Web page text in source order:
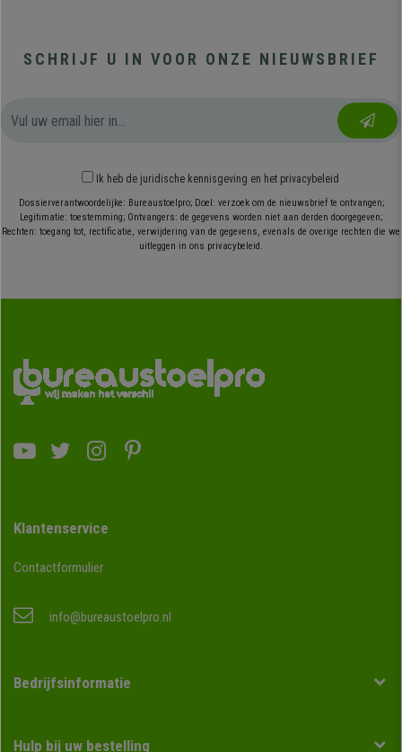
SCHRIJF U IN VOOR ONZE NIEUWSBRIEF
Ik heb de juridische kennisgeving en het privacybeleid
Dossierverantwoordelijke: Bureaustoelpro; Doel: verzoek om de nieuwsbrief te ontvangen;
Legitimatie: toestemming; Ontvangers: de gegevens worden niet aan derden doorgegeven;
Rechten: toegang tot, rectificatie, verwijdering van de gegevens, evenals de overige rechten die we
uitleggen in ons privacybeleid.
Klantenservice
Contactformulier
info@bureaustoelpro.nl
Bedrijfsinformatie
Hulp bij uw bestelling